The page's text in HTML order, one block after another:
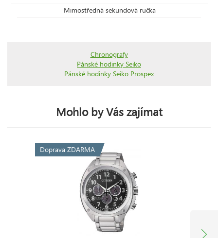
Mimostředná sekundová ručka
Chronografy
Pánské hodinky Seiko
Pánské hodinky Seiko Prospex
Mohlo by Vás zajímat
Doprava ZDARMA